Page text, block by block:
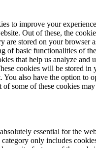
to improve your
Out of these, the
are stored on your browser
of basic functionalities of
that help us analyze and
cookies will be stored in
also have the option to
some of these cookies
essential for the
only includes